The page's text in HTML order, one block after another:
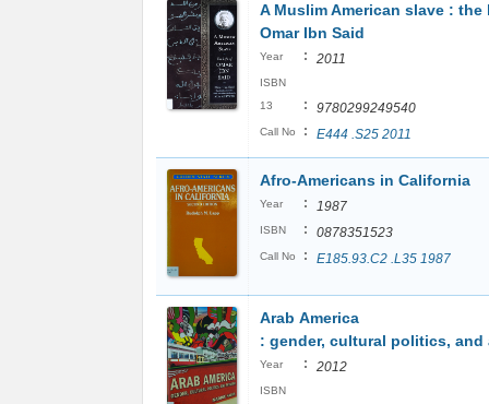
A Muslim American slave : the
Omar Ibn Said
Year : 2011
ISBN
13
: 9780299249540
Call No : E444 .S25 2011
Afro-Americans in California
Year : 1987
ISBN : 0878351523
Call No : E185.93.C2 .L35 1987
Arab America
: gender, cultural politics, and
Year : 2012
ISBN